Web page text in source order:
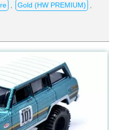
Gold (HW PREMIUM)